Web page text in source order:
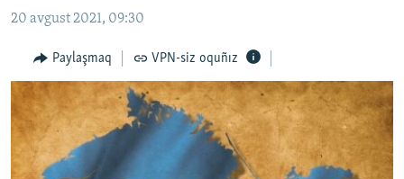
Qıdıruvğa
qaytmaq
MEDENİYET
İNSAN AQLARI
VİDEO
SÜRET
BLOGLAR
20 avgust 2021, 09:30
Paylaşmaq VPN-siz oquñız